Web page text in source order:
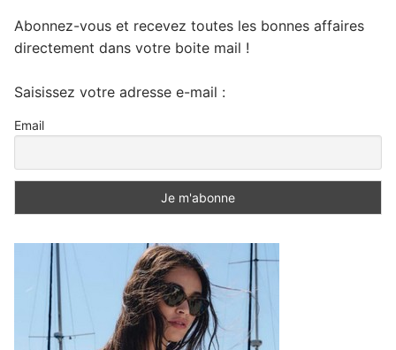
Abonnez-vous et recevez toutes les bonnes affaires
directement dans votre boite mail !
Saisissez votre adresse e-mail :
Email